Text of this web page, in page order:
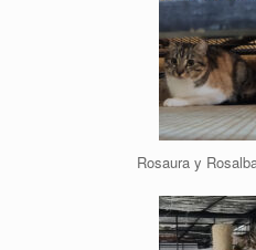
Rosaura y